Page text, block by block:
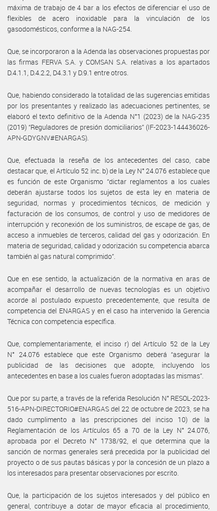
máxima de trabajo de 4 bar a los efectos de diferenciar el uso de
flexibles de acero inoxidable para la vinculación de los
gasodomésticos, conforme a la NAG-254.
Que, se incorporaron a la Adenda las observaciones propuestas por
las firmas FERVA S.A. y COMSAN S.A. relativas a los apartados
D.4.1.1, D.4.2.2, D4.3.1 y D.9.1 entre otros.
Que, habiendo considerado la totalidad de las sugerencias emitidas
por los presentantes y realizado las adecuaciones pertinentes, se
elaboró el texto definitivo de la Adenda N°1 (2023) de la NAG-235
(2019) “Reguladores de presión domiciliarios” (IF-2023-144436026-
APN-GDYGNV#ENARGAS).
Que, efectuada la reseña de los antecedentes del caso, cabe
destacar que, el Artículo 52 inc. b) de la Ley N° 24.076 establece que
es función de este Organismo “dictar reglamentos a los cuales
deberán ajustarse todos los sujetos de esta ley en materia de
seguridad, normas y procedimientos técnicos, de medición y
facturación de los consumos, de control y uso de medidores de
interrupción y reconexión de los suministros, de escape de gas, de
acceso a inmuebles de terceros, calidad del gas y odorización. En
materia de seguridad, calidad y odorización su competencia abarca
también al gas natural comprimido”.
Que en ese sentido, la actualización de la normativa en aras de
acompañar el desarrollo de nuevas tecnologías es un objetivo
acorde al postulado expuesto precedentemente, que resulta de
competencia del ENARGAS y en el caso ha intervenido la Gerencia
Técnica con competencia específica.
Que, complementariamente, el inciso r) del Artículo 52 de la Ley
N° 24.076 establece que este Organismo deberá “asegurar la
publicidad de las decisiones que adopte, incluyendo los
antecedentes en base a los cuales fueron adoptadas las mismas”.
Que por su parte, a través de la referida Resolución N° RESOL-2023-
516-APN-DIRECTORIO#ENARGAS del 22 de octubre de 2023, se ha
dado cumplimento a las prescripciones del inciso 10) de la
Reglamentación de los Artículos 65 a 70 de la Ley N° 24.076,
aprobada por el Decreto N° 1738/92, el que determina que la
sanción de normas generales será precedida por la publicidad del
proyecto o de sus pautas básicas y por la concesión de un plazo a
los interesados para presentar observaciones por escrito.
Que, la participación de los sujetos interesados y del público en
general, contribuye a dotar de mayor eficacia al procedimiento,